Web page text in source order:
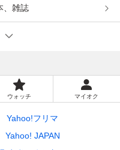
、雑誌
ウォッチ マイオク
Yahoo!フリマ
Yahoo! JAPAN